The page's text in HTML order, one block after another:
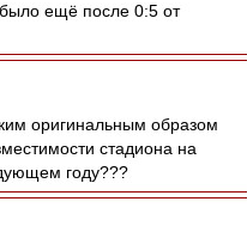
ещё после 0:5 от
оригинальным образом
стадиона на
году???